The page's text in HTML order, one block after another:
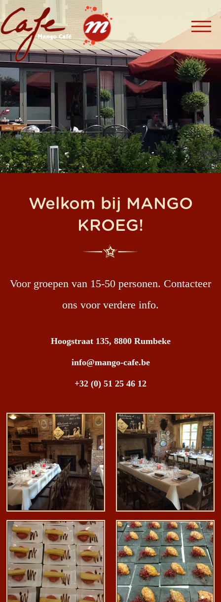
Welkom bij MANGO
KROEG!
Voor groepen van 15-50 personen. Contacteer
ons voor verdere info.
Hoogstraat 135, 8800 Rumbeke
info@mango-cafe.be
+32 (0) 51 25 46 12